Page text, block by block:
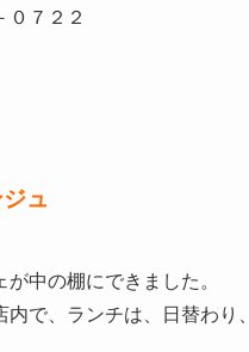
０７２２
ュ
中の棚にできました。
内で、ランチは、日替わ